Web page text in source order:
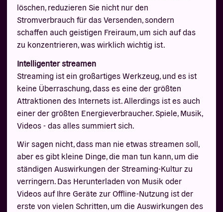
löschen, reduzieren Sie nicht nur den
Stromverbrauch für das Versenden, sondern
schaffen auch geistigen Freiraum, um sich auf das
zu konzentrieren, was wirklich wichtig ist.
Intelligenter streamen
Streaming ist ein großartiges Werkzeug, und es ist
keine Überraschung, dass es eine der größten
Attraktionen des Internets ist. Allerdings ist es auch
einer der größten Energieverbraucher. Spiele, Musik,
Videos - das alles summiert sich.
Wir sagen nicht, dass man nie etwas streamen soll,
aber es gibt kleine Dinge, die man tun kann, um die
ständigen Auswirkungen der Streaming-Kultur zu
verringern. Das Herunterladen von Musik oder
Videos auf Ihre Geräte zur Offline-Nutzung ist der
erste von vielen Schritten, um die Auswirkungen des